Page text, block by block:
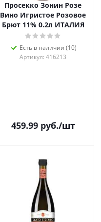
Просекко Зонин Розе
Вино Игристое Розовое
Брют 11% 0.2л ИТАЛИЯ
Есть в наличии (10)
Артикул: 416213
459.99руб./шт